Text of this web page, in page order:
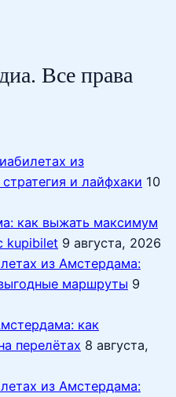
Все права
из
и лайфхаки 10
как выжать максимум
kupibilet 9 августа, 2026
из Амстердама:
маршруты 9
как
перелётах 8 августа,
из Амстердама: